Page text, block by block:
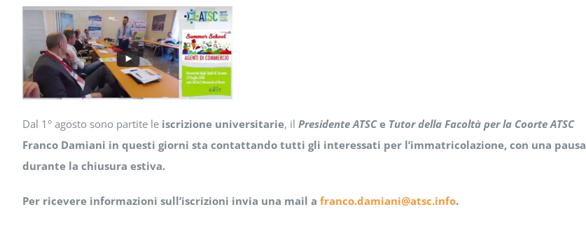
Dal 1° agosto sono partite le iscrizione universitarie, il Presidente ATSCeTutor della Facoltà per la Coorte ATSC
Franco Damiani in questi giorni sta contattando tutti gli interessati per l’immatricolazione, con una pausa
durante la chiusura estiva.
Per ricevere informazioni sull’iscrizioni invia una mail a franco.damiani@atsc.info.